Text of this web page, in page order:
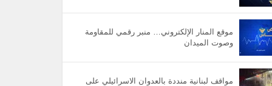
موقع المنار الإلكتروني… منبر رقمي للمقاومة
وصوت الميدان
مواقف لبنانية منددة بالعدوان الاسرائيلي على